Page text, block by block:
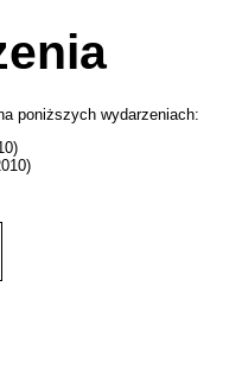
poniższych wydarzeniach: